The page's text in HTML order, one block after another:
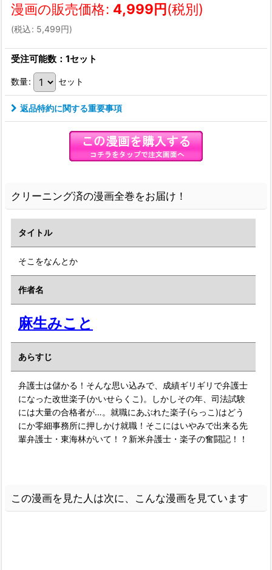
漫画の販売価格: 4,999円(税別)
(税込: 5,499円)
受注可能数：1セット
数量: セット
返品特約に関する重要事項
クリーニング済の漫画全巻をお届け！
タイトル
そこをなんとか
作者名
麻生みこと
あらすじ
弁護士は儲かる！そんな思い込みで、成績ギリギリで弁護士
になった改世楽子(かいせらくこ)。しかしその年、司法試験
には大量の合格者が…。就職にあぶれた楽子(らっこ)はどう
にか零細事務所に押しかけ就職！そこにはいやみで出来る先
輩弁護士・東海林がいて！？新米弁護士・楽子の奮闘記！！
この漫画を見た人は次に、こんな漫画を見ています